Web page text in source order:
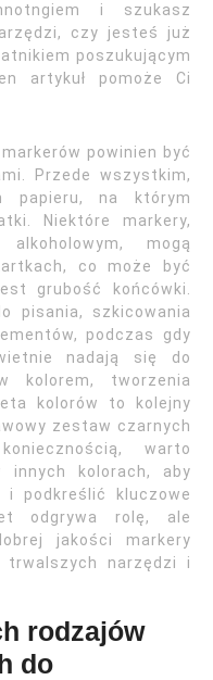
i szukasz
czy jesteś już
poszukującym
artykuł pomoże Ci
powinien być
Przede wszystkim,
papieru, na którym
Niektóre markery,
mogą
co może być
grubość końcówki.
pisania, szkicowania
podczas gdy
nadają się do
kolorem, tworzenia
kolorów to kolejny
zestaw czarnych
warto
innych kolorach, aby
podkreślić kluczowe
odgrywa rolę, ale
jakości markery
narzędzi i
rodzajów
do